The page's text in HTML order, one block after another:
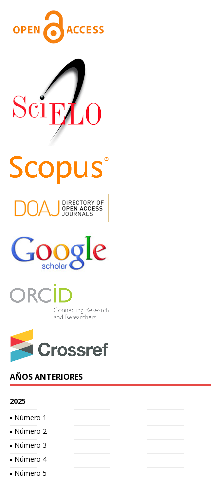
AÑOS ANTERIORES
2025
▪ Número 1
▪ Número 2
▪ Número 3
▪ Número 4
▪ Número 5